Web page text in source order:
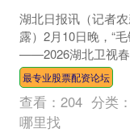
湖北日报讯（记者
露）2月10日晚，“
——2026湖北卫视春
顺利完成录制。晚会
中国年”....
最专业股票配资论坛
查看：204 分类：
哪里找